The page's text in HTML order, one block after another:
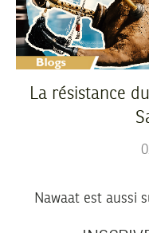
La résistance
Nawaat est aussi